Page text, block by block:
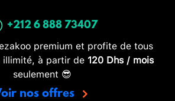
+212 6 888 73407
premium et profite de tous
illimité, à partir de 120 Dhs / mois
seulement 😎
nos offres